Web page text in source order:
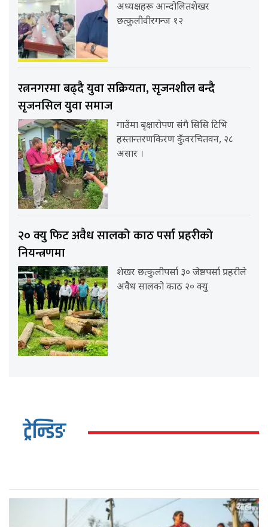
अध्यक्षहरू आन्दोलितशेखर
छत्कुलीवीरगन्ज १२
रत्ननगरमा बढ्दै युवा सक्रियता, सृजनशील बन्दै
सृजनसिल युवा समाज
गाउँमा बृक्षारोपण संगै सिसि टिभि
हस्तान्तरणकिरण कुँवरचितवन, २८
असार ।
२० क्यु फिट अवैध सालको काठ पर्सा प्रहरीको
नियन्त्रणमा
शेखर छत्कुलीपर्सा ३० जेष्ठपर्सा प्रहरीले
अवैध सालको काठ २० क्यु
ट्रेन्डिङ